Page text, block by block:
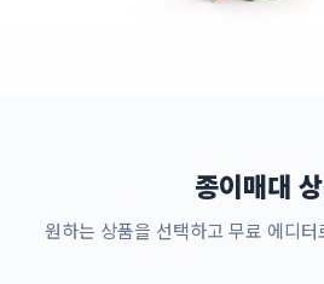
종이매대
원하는 상품을 선택하고 무료 에디